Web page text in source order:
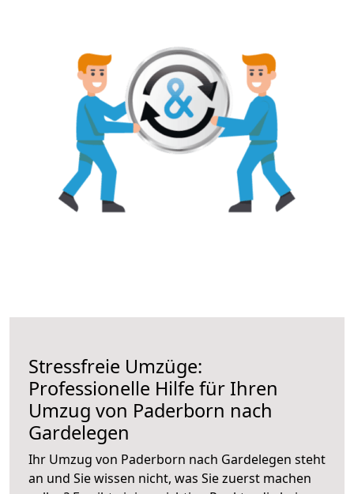
Stressfreie Umzüge:
Professionelle Hilfe für Ihren
Umzug von Paderborn nach
Gardelegen
Ihr Umzug von Paderborn nach Gardelegen steht
an und Sie wissen nicht, was Sie zuerst machen